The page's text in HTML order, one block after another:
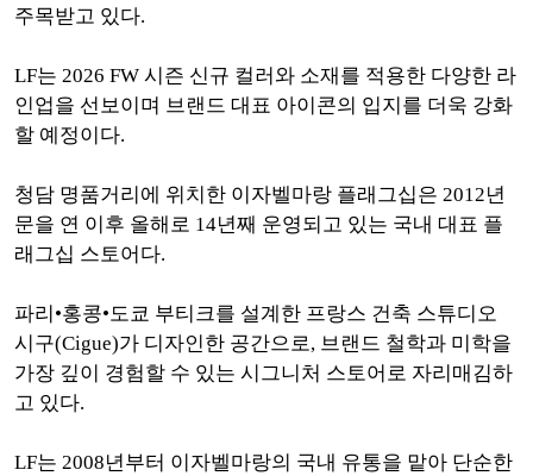
주목받고 있다.
LF는 2026 FW 시즌 신규 컬러와 소재를 적용한 다양한 라
인업을 선보이며 브랜드 대표 아이콘의 입지를 더욱 강화
할 예정이다.
청담 명품거리에 위치한 이자벨마랑 플래그십은 2012년
문을 연 이후 올해로 14년째 운영되고 있는 국내 대표 플
래그십 스토어다.
파리•홍콩•도쿄 부티크를 설계한 프랑스 건축 스튜디오
시구(Cigue)가 디자인한 공간으로, 브랜드 철학과 미학을
가장 깊이 경험할 수 있는 시그니처 스토어로 자리매김하
고 있다.
LF는 2008년부터 이자벨마랑의 국내 유통을 맡아 단순한